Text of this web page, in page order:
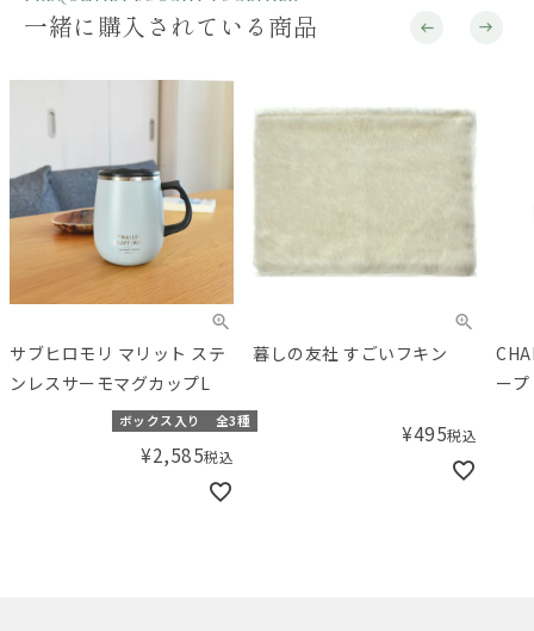
一緒に購入されている商品
サブヒロモリ マリット ステ
ンレスサーモマグカップL
ボックス入り 全3種
¥2,585税込
暮しの友社 すごいフキン
¥495税込
ー